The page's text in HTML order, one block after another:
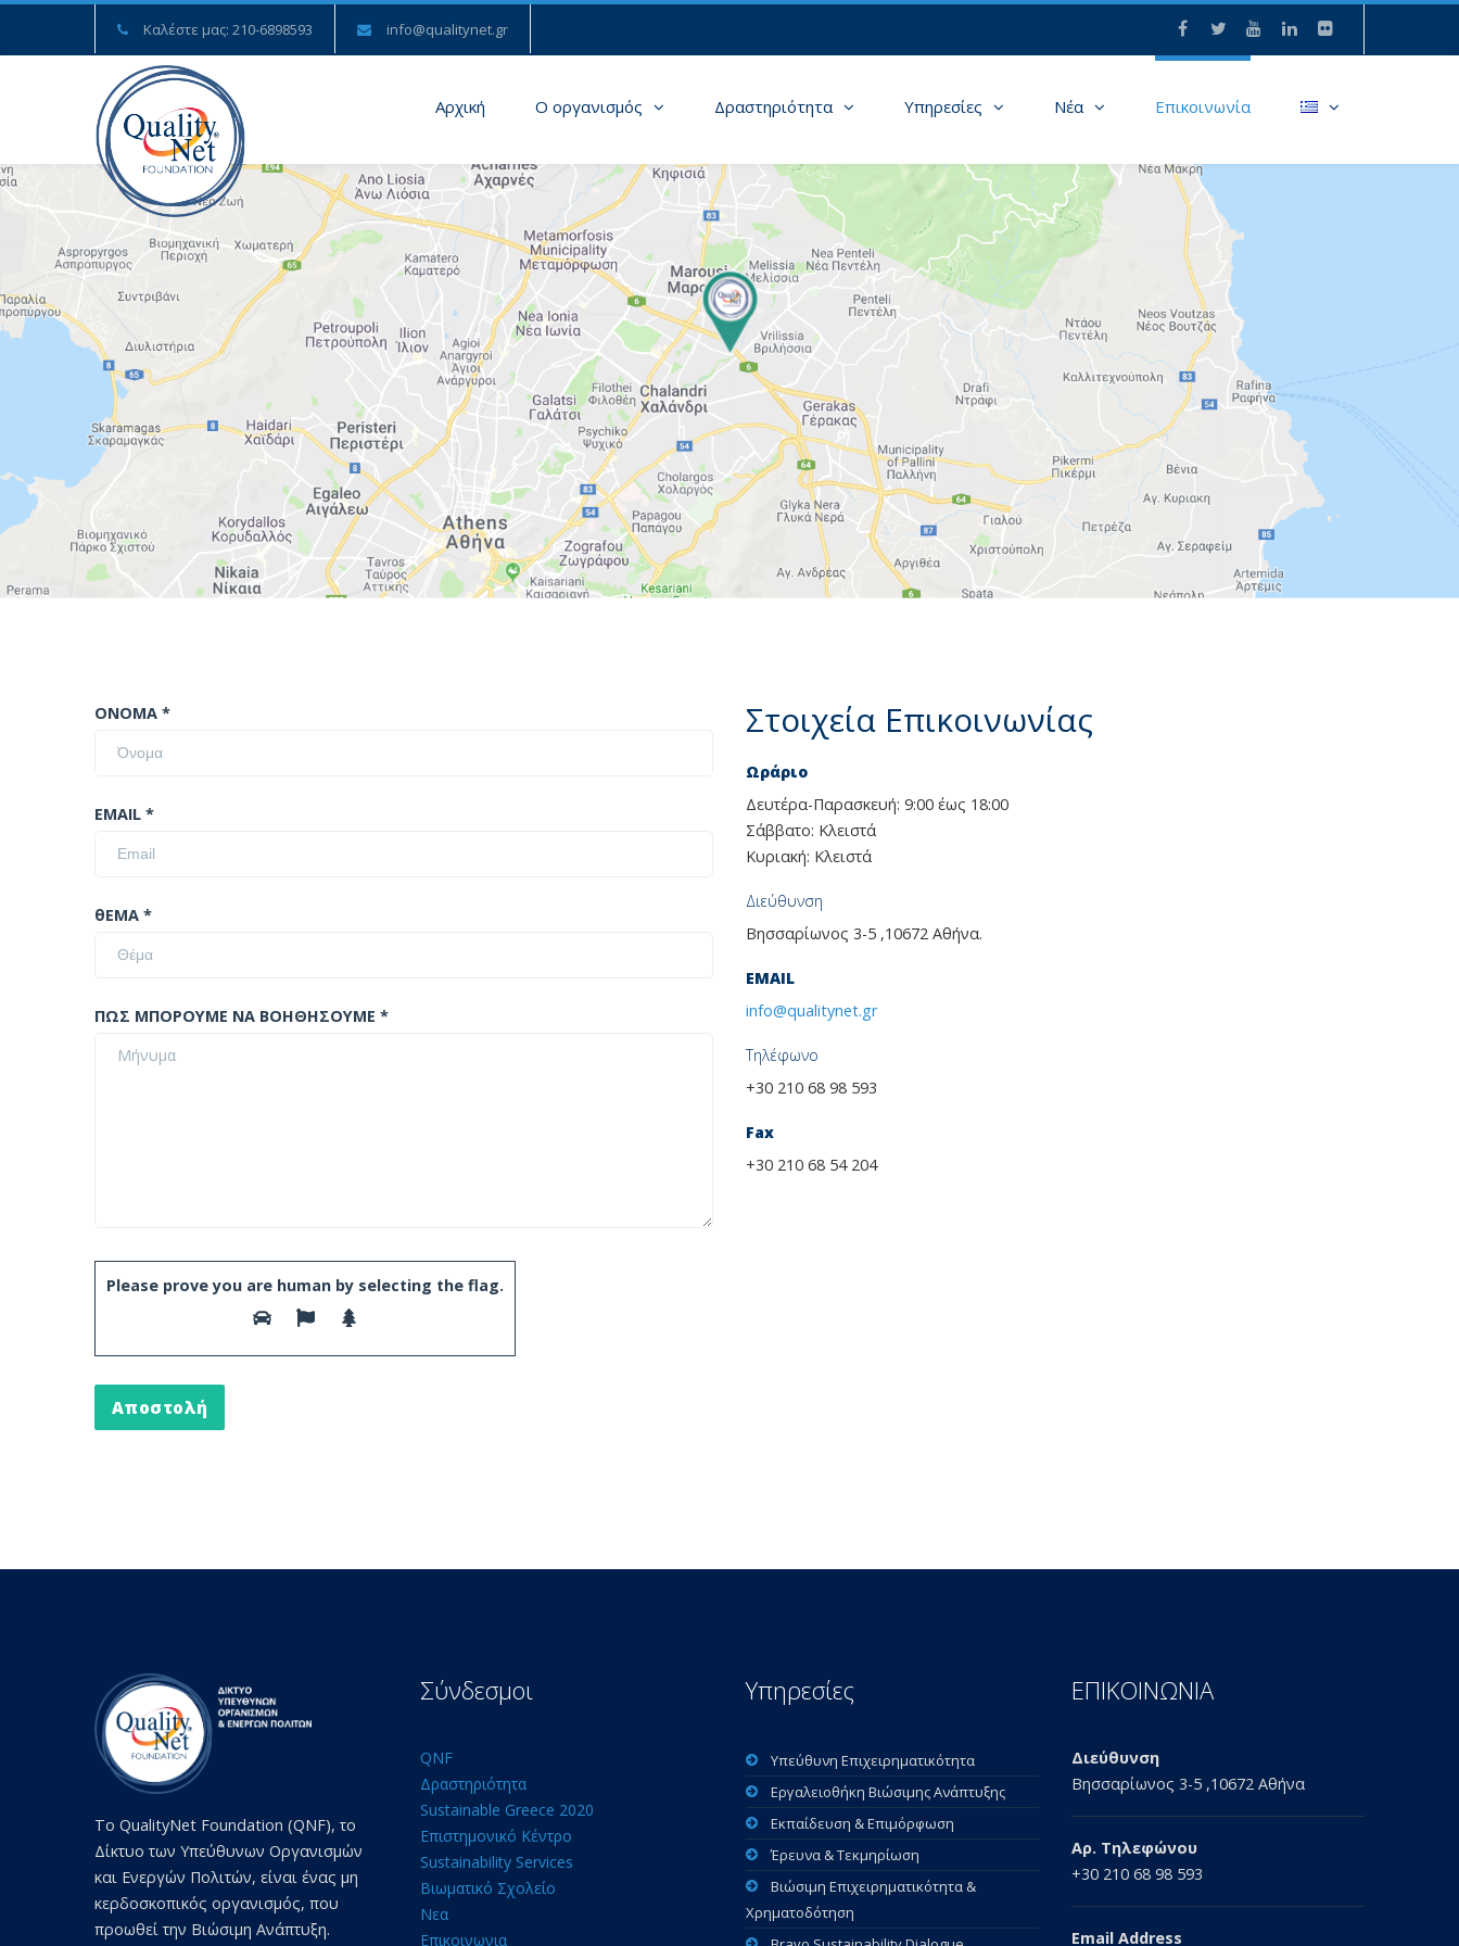
Καλέστε μας: 210-6898593 info@qualitynet.gr
Αρχική Ο οργανισμός Δραστηριότητα Υπηρεσίες Νέα Επικοινωνία
ΟΝΟΜΑ *
EMAIL *
θΕΜΑ *
ΠΩΣ ΜΠΟΡΟΥΜΕ ΝΑ ΒΟΗΘΗΣΟΥΜΕ *
Please prove you are human by selecting the flag.
Στοιχεία Επικοινωνίας
Ωράριο
Δευτέρα-Παρασκευή: 9:00 έως 18:00
Σάββατο: Κλειστά
Κυριακή: Κλειστά
Διεύθυνση
Βησσαρίωνος 3-5 ,10672 Αθήνα.
EMAIL
info@qualitynet.gr
Τηλέφωνο
+30 210 68 98 593
Fax
+30 210 68 54 204
Το QualityNet Foundation (QNF), το
Δίκτυο των Υπεύθυνων Οργανισμών
και Ενεργών Πολιτών, είναι ένας μη
κερδοσκοπικός οργανισμός, που
προωθεί την Βιώσιμη Ανάπτυξη.
Σύνδεσμοι
QNF
Δραστηριότητα
Sustainable Greece 2020
Επιστημονικό Κέντρο
Sustainability Services
Βιωματικό Σχολείο
Νεα
Επικοινωνια
Υπηρεσίες
Υπεύθυνη Επιχειρηματικότητα
Εργαλειοθήκη Βιώσιμης Ανάπτυξης
Εκπαίδευση & Επιμόρφωση
Έρευνα & Τεκμηρίωση
Βιώσιμη Επιχειρηματικότητα &
Χρηματοδότηση
ΕΠΙΚΟΙΝΩΝΙΑ
Διεύθυνση
Βησσαρίωνος 3-5 ,10672 Αθήνα
Αρ. Τηλεφώνου
+30 210 68 98 593
Email Address